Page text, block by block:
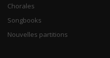
Chorales
Songbooks
Nouvelles partitions